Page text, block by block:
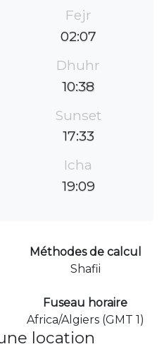
Fejr
02:07
Dhuhr
10:38
Sunset
17:33
Icha
19:09
Méthodes de calcul
Shafii
Fuseau horaire
Africa/Algiers (GMT 1)
location